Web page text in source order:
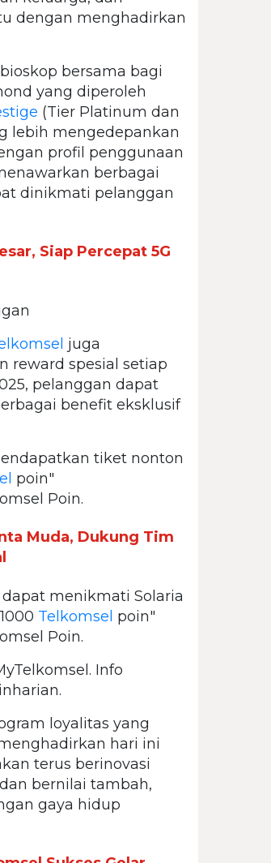
dengan menghadirkan
bersama bagi
yang diperoleh
(Tier Platinum dan
lebih mengedepankan
profil penggunaan
berbagai
dinikmati pelanggan
Siap Percepat 5G
juga
reward spesial setiap
pelanggan dapat
benefit eksklusif
tiket nonton
poin"
Poin.
Muda, Dukung Tim
dapat menikmati Solaria
Telkomsel poin"
Poin.
Info
loyalitas yang
hari ini
terus berinovasi
bernilai tambah,
gaya hidup